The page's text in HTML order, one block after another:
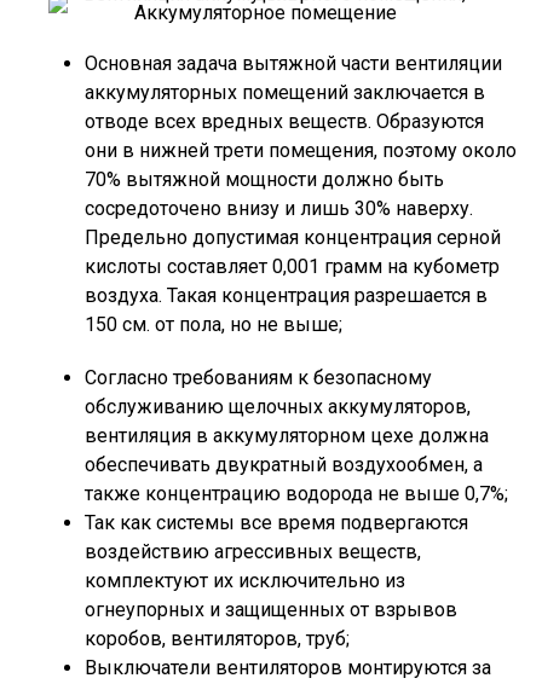
Аккумуляторное помещение
Основная задача вытяжной части вентиляции
аккумуляторных помещений заключается в
отводе всех вредных веществ. Образуются
они в нижней трети помещения, поэтому около
70% вытяжной мощности должно быть
сосредоточено внизу и лишь 30% наверху.
Предельно допустимая концентрация серной
кислоты составляет 0,001 грамм на кубометр
воздуха. Такая концентрация разрешается в
150 см. от пола, но не выше;
Согласно требованиям к безопасному
обслуживанию щелочных аккумуляторов,
вентиляция в аккумуляторном цехе должна
обеспечивать двукратный воздухообмен, а
также концентрацию водорода не выше 0,7%;
Так как системы все время подвергаются
воздействию агрессивных веществ,
комплектуют их исключительно из
огнеупорных и защищенных от взрывов
коробов, вентиляторов, труб;
Выключатели вентиляторов монтируются за